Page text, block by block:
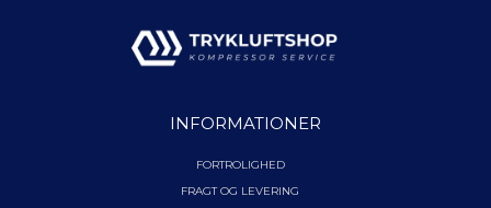
INFORMATIONER
FORTROLIGHED
FRAGT OG LEVERING